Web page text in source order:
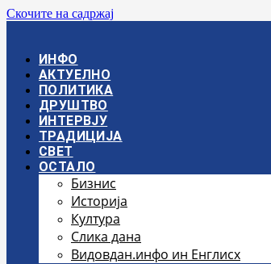
Скочите на садржај
ИНФО
АКТУЕЛНО
ПОЛИТИКА
ДРУШТВО
ИНТЕРВЈУ
ТРАДИЦИЈА
СВЕТ
ОСТАЛО
Бизнис
Историја
Култура
Слика дана
Видовдан.инфо ин Енглисх